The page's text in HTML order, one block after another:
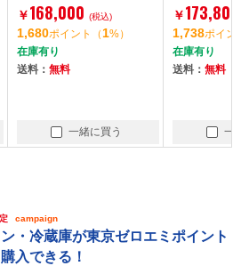
]
%）
燥機 (洗濯機12kg/乾燥
機6kg) 左開き]
￥173,800
1,738 ポイント
%）
送料：
一緒に買う
￥
0 ポ
送
campaign
・冷蔵庫が東京ゼロエミポイント
入できる！